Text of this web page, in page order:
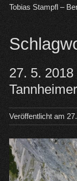
Tobias Stampfl –
27. 5.
Veröffentlicht am